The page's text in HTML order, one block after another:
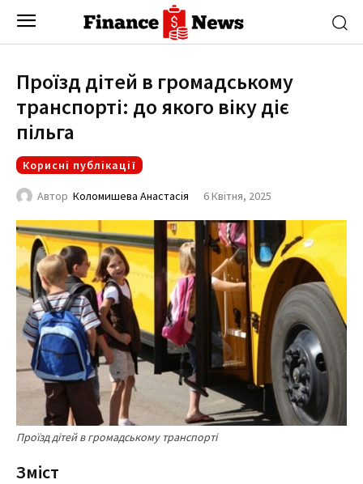
Проїзд дітей в громадському
транспорті: до якого віку діє
пільга
Корисні публікації
Автор Коломишева Анастасія 6 Квітня, 2025
Проїзд дітей в громадському транспорті
Зміст